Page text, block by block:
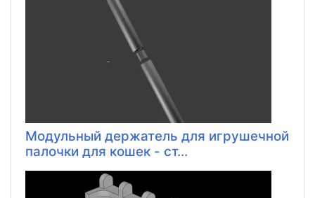
Модульный держатель для игрушечной
палочки для кошек - ст...